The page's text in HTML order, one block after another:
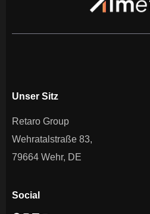
Unser Sitz
Retaro Group
Wehratalstraße 83,
79664 Wehr, DE
Social